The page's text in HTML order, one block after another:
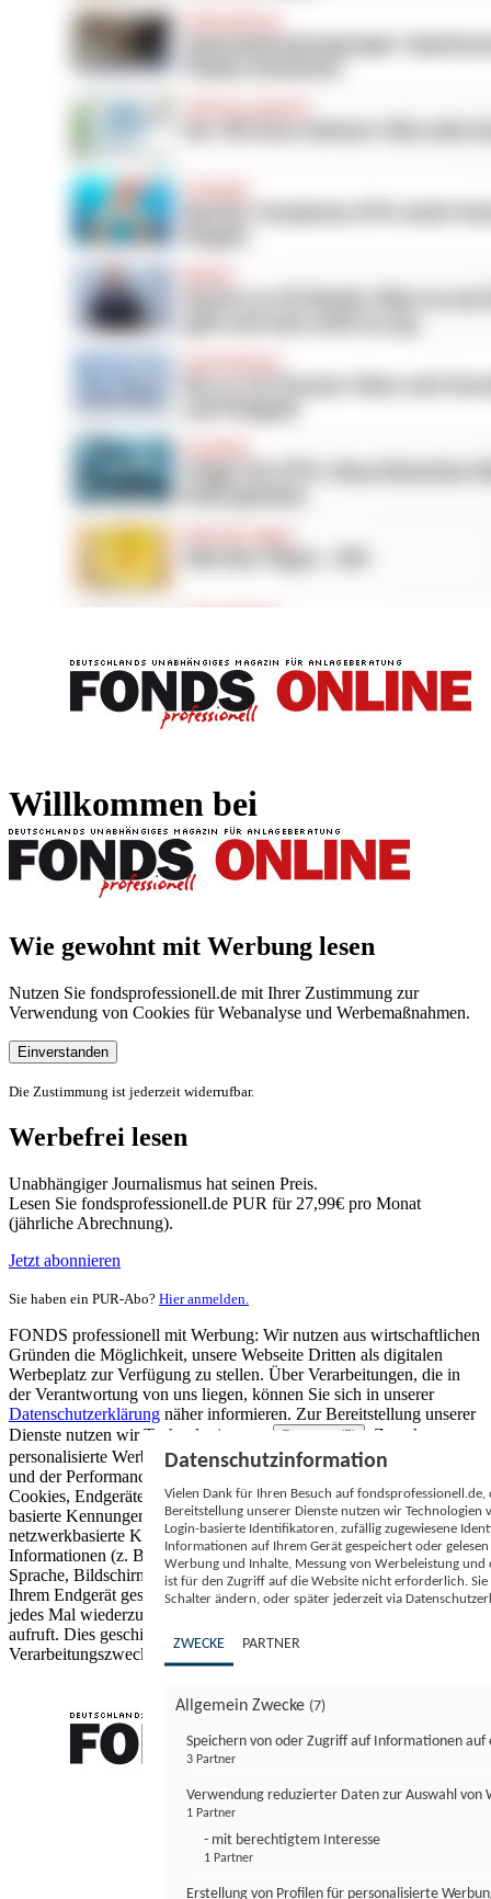
Willkommen bei
Wie gewohnt mit Werbung lesen
Nutzen Sie fondsprofessionell.de mit Ihrer Zustimmung zur
Verwendung von Cookies für Webanalyse und Werbemaßnahmen.
Einverstanden
Die Zustimmung ist jederzeit widerrufbar.
Werbefrei lesen
Unabhängiger Journalismus hat seinen Preis.
Lesen Sie fondsprofessionell.de PUR für 27,99€ pro Monat
(jährliche Abrechnung).
Jetzt abonnieren
Sie haben ein PUR-Abo? Hier anmelden.
FONDS professionell mit Werbung: Wir nutzen aus wirtschaftlichen
Gründen die Möglichkeit, unsere Webseite Dritten als digitalen
Werbeplatz zur Verfügung zu stellen. Über Verarbeitungen, die in
der Verantwortung von uns liegen, können Sie sich in unserer
Datenschutzerklärung näher informieren. Zur Bereitstellung unserer
Dienste nutzen wir Technologien von
Partnern (5)
. Zwecke:
personalisierte Werbung und Inhalte, Messung von Werbeleistung
und der Performance von Inhalten sowie Zielgruppenforschung.
Cookies, Endgeräte- oder ähnliche Online-Kennungen (z. B. login-
basierte Kennungen, zufällig generierte Kennungen,
netzwerkbasierte Kennungen) können zusammen mit anderen
Informationen (z. B. Browsertyp und Browserinformationen,
Sprache, Bildschirmgröße, unterstützte Technologien usw.) auf
Ihrem Endgerät gespeichert oder von dort ausgelesen werden, um es
jedes Mal wiederzuerkennen, wenn es eine App oder einer Webseite
aufruft. Dies geschieht für einen oder mehrere der hier aufgeführten
Verarbeitungszwecke.
Datenschutzinformation
Vielen Dank für Ihren Besuch auf
Bereitstellung unserer Dienste nutzen wir Technologien
Login-basierte Identifikatoren, zufällig zugewiesene
Informationen auf Ihrem Gerät gespeichert oder
Werbung und Inhalte, Messung von Werbeleistung
ist für den Zugriff auf die Website nicht erforderlich.
Schalter ändern, oder später jederzeit via
ZWECKE PARTNER
Allgemein Zwecke (7)
Speichern von oder Zugriff auf Informationen auf
3 Partner
Verwendung reduzierter Daten zur Auswahl von
1 Partner
- mit berechtigtem Interesse
1 Partner
Erstellung von Profilen für personalisierte
FONDS professionell